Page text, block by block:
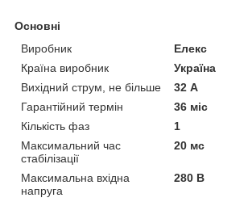
Основні
Виробник
Елекс
Країна виробник
Україна
Вихідний струм, не більше
32 А
Гарантійний термін
36 міс
Кількість фаз
1
Максимальний час
стабілізації
20 мс
Максимальна вхідна
напруга
280 В